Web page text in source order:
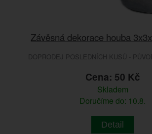
Závěsná dekorace houba
DOPRODEJ POSLEDNÍCH KUSŮ -
Cena: 50 Kč
Skladem
Doručíme do: 10.8.
Detail